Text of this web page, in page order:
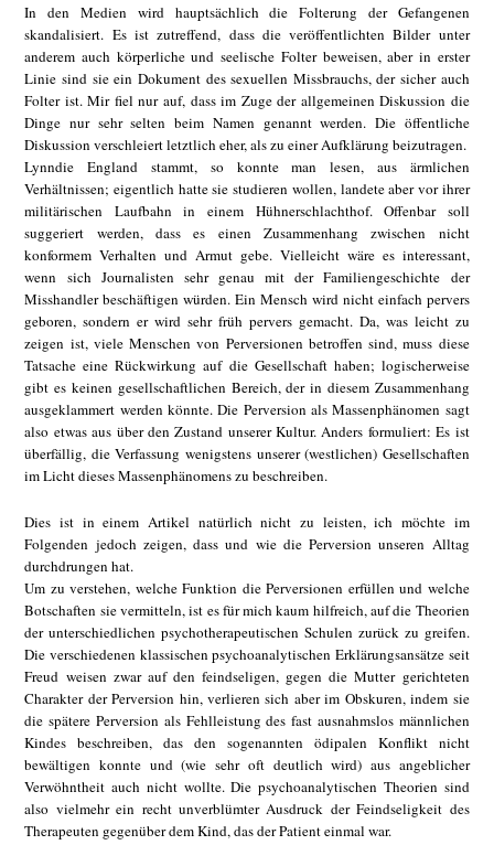
In den Medien wird hauptsächlich die Folterung der Gefangenen
skandalisiert. Es ist zutreffend, dass die veröffentlichten Bilder unter
anderem auch körperliche und seelische Folter beweisen, aber in erster
Linie sind sie ein Dokument des sexuellen Missbrauchs, der sicher auch
Folter ist. Mir fiel nur auf, dass im Zuge der allgemeinen Diskussion die
Dinge nur sehr selten beim Namen genannt werden. Die öffentliche
Diskussion verschleiert letztlich eher, als zu einer Aufklärung beizutragen.
Lynndie England stammt, so konnte man lesen, aus ärmlichen
Verhältnissen; eigentlich hatte sie studieren wollen, landete aber vor ihrer
militärischen Laufbahn in einem Hühnerschlachthof. Offenbar soll
suggeriert werden, dass es einen Zusammenhang zwischen nicht
konformem Verhalten und Armut gebe. Vielleicht wäre es interessant,
wenn sich Journalisten sehr genau mit der Familiengeschichte der
Misshandler beschäftigen würden. Ein Mensch wird nicht einfach pervers
geboren, sondern er wird sehr früh pervers gemacht. Da, was leicht zu
zeigen ist, viele Menschen von Perversionen betroffen sind, muss diese
Tatsache eine Rückwirkung auf die Gesellschaft haben; logischerweise
gibt es keinen gesellschaftlichen Bereich, der in diesem Zusammenhang
ausgeklammert werden könnte. Die Perversion als Massenphänomen sagt
also etwas aus über den Zustand unserer Kultur. Anders formuliert: Es ist
überfällig, die Verfassung wenigstens unserer (westlichen) Gesellschaften
im Licht dieses Massenphänomens zu beschreiben.
Dies ist in einem Artikel natürlich nicht zu leisten, ich möchte im
Folgenden jedoch zeigen, dass und wie die Perversion unseren Alltag
durchdrungen hat.
Um zu verstehen, welche Funktion die Perversionen erfüllen und welche
Botschaften sie vermitteln, ist es für mich kaum hilfreich, auf die Theorien
der unterschiedlichen psychotherapeutischen Schulen zurück zu greifen.
Die verschiedenen klassischen psychoanalytischen Erklärungsansätze seit
Freud weisen zwar auf den feindseligen, gegen die Mutter gerichteten
Charakter der Perversion hin, verlieren sich aber im Obskuren, indem sie
die spätere Perversion als Fehlleistung des fast ausnahmslos männlichen
Kindes beschreiben, das den sogenannten ödipalen Konflikt nicht
bewältigen konnte und (wie sehr oft deutlich wird) aus angeblicher
Verwöhntheit auch nicht wollte. Die psychoanalytischen Theorien sind
also vielmehr ein recht unverblümter Ausdruck der Feindseligkeit des
Therapeuten gegenüber dem Kind, das der Patient einmal war.